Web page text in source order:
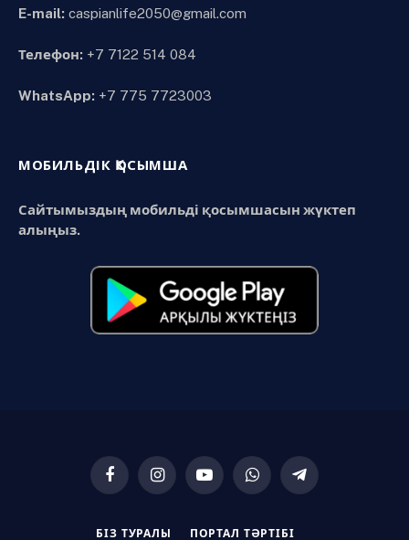
E-mail: caspianlife2050@gmail.com
Телефон: +7 7122 514 084
WhatsApp: +7 775 7723003
МОБИЛЬДІК ҚОСЫМША
Сайтымыздың мобильді қосымшасын жүктеп
алыңыз.
FacebookInstagramYouTubeWhatsAppTelegram
БІЗ ТУРАЛЫ ПОРТАЛ ТӘРТІБІ